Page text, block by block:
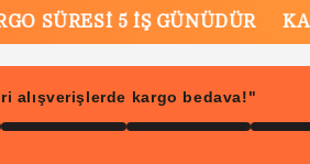
5 İŞ GÜNÜDÜR
alışverişlerde kargo bedava!"